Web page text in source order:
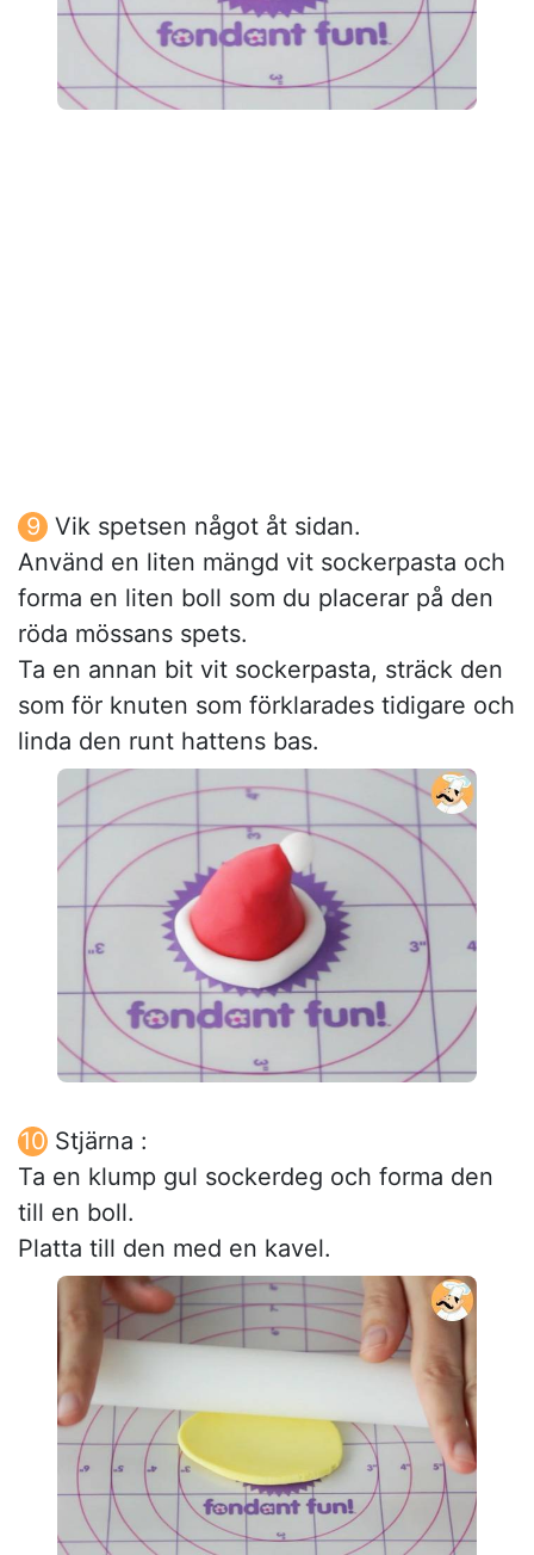
Vik spetsen något åt sidan.
Använd en liten mängd vit sockerpasta och
forma en liten boll som du placerar på den
röda mössans spets.
Ta en annan bit vit sockerpasta, sträck den
som för knuten som förklarades tidigare och
linda den runt hattens bas.
Stjärna :
Ta en klump gul sockerdeg och forma den
till en boll.
Platta till den med en kavel.